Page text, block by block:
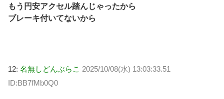
もう円安アクセル踏んじゃったから
ブレーキ付いてないから
12: 名無しどんぶらこ 2025/10/08(水) 13:03:33.51
ID:BB7fMb0Q0